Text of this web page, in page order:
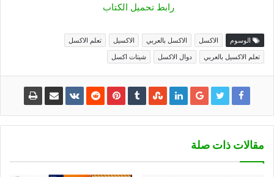
رابط تحميل الكتاب
الوسوم الاكسل الاكسل بالعربي الاكسيل
تعلم الاكسل
تعلم الاكسيل بالعربي
دوال الاكسل شيتات اكسل
مقالات ذات صلة